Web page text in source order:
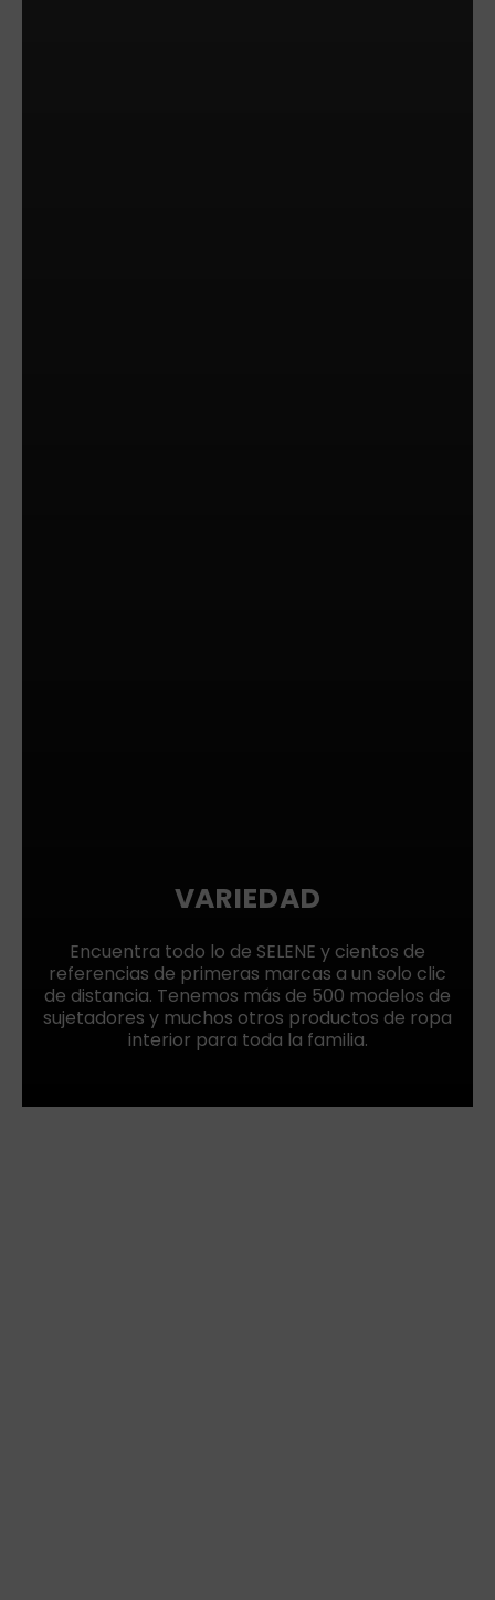
VARIEDAD
Encuentra todo lo de SELENE y cientos de
referencias de primeras marcas a un solo clic
de distancia. Tenemos más de 500 modelos de
sujetadores y muchos otros productos de ropa
interior para toda la familia.